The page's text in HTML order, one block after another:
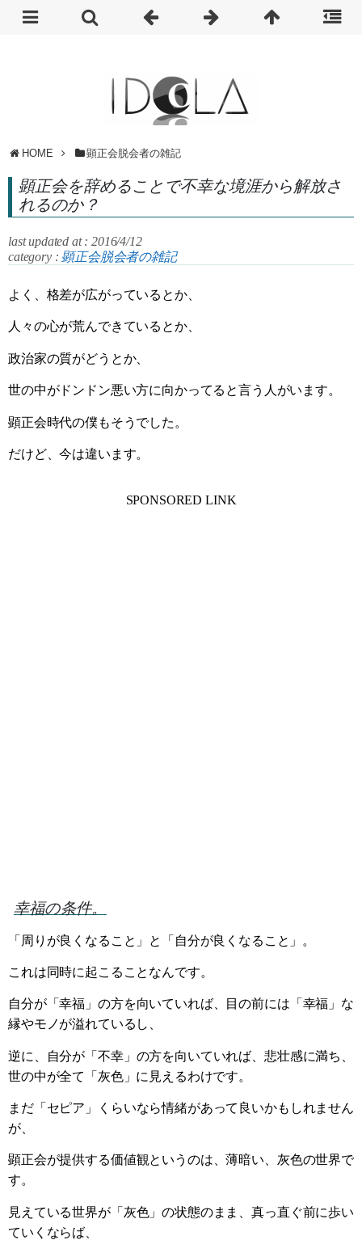
HOME 顕正会脱会者の雑記
顕正会を辞めることで不幸な境涯から解放さ
れるのか？
last updated at : 2016/4/12
category : 顕正会脱会者の雑記
よく、格差が広がっているとか、
人々の心が荒んできているとか、
政治家の質がどうとか、
世の中がドンドン悪い方に向かってると言う人がいます。
顕正会時代の僕もそうでした。
だけど、今は違います。
SPONSORED LINK
幸福の条件。
「周りが良くなること」と「自分が良くなること」。
これは同時に起こることなんです。
自分が「幸福」の方を向いていれば、目の前には「幸福」な
縁やモノが溢れているし、
逆に、自分が「不幸」の方を向いていれば、悲壮感に満ち、
世の中が全て「灰色」に見えるわけです。
まだ「セピア」くらいなら情緒があって良いかもしれません
が、
顕正会が提供する価値観というのは、薄暗い、灰色の世界で
す。
見えている世界が「灰色」の状態のまま、真っ直ぐ前に歩い
ていくならば、